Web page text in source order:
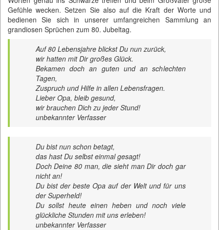
Gefühle wecken. Setzen Sie also auf die Kraft der Worte und
bedienen Sie sich in unserer umfangreichen Sammlung an
grandiosen Sprüchen zum 80. Jubeltag.
Auf 80 Lebensjahre blickst Du nun zurück,
wir hatten mit Dir großes Glück.
Bekamen doch an guten und an schlechten
Tagen,
Zuspruch und Hilfe in allen Lebensfragen.
Lieber Opa, bleib gesund,
wir brauchen Dich zu jeder Stund!
unbekannter Verfasser
Du bist nun schon betagt,
das hast Du selbst einmal gesagt!
Doch Deine 80 man, die sieht man Dir doch gar
nicht an!
Du bist der beste Opa auf der Welt und für uns
der Superheld!
Du sollst heute einen heben und noch viele
glückliche Stunden mit uns erleben!
unbekannter Verfasser